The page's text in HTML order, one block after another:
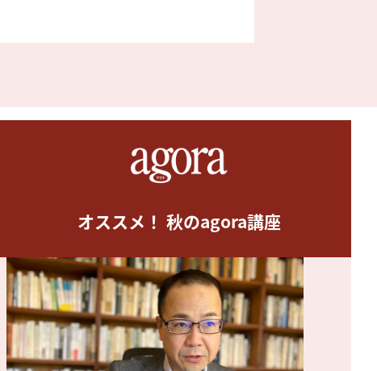
オススメ！ 秋のagora講座